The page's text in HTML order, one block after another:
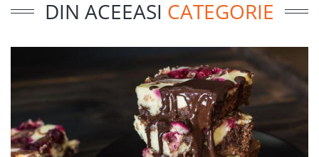
DIN ACEEASI CATEGORIE